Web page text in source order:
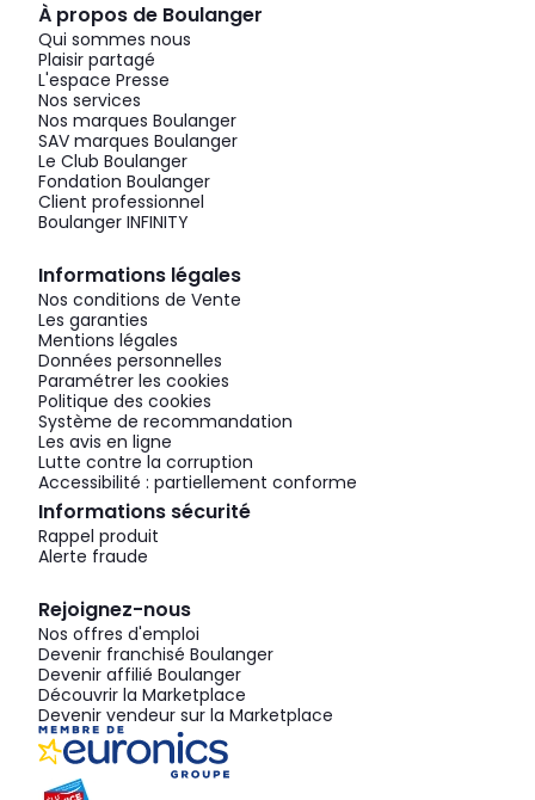
À propos de Boulanger
Qui sommes nous
Plaisir partagé
L'espace Presse
Nos services
Nos marques Boulanger
SAV marques Boulanger
Le Club Boulanger
Fondation Boulanger
Client professionnel
Boulanger INFINITY
Informations légales
Nos conditions de Vente
Les garanties
Mentions légales
Données personnelles
Paramétrer les cookies
Politique des cookies
Système de recommandation
Les avis en ligne
Lutte contre la corruption
Accessibilité : partiellement conforme
Informations sécurité
Rappel produit
Alerte fraude
Rejoignez-nous
Nos offres d'emploi
Devenir franchisé Boulanger
Devenir affilié Boulanger
Découvrir la Marketplace
Devenir vendeur sur la Marketplace